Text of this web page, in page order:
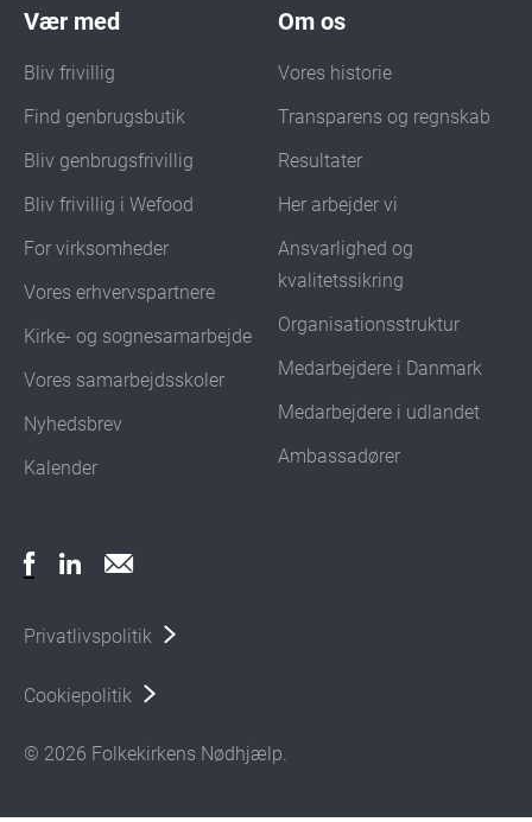
Vær med
Bliv frivillig
Find genbrugsbutik
Bliv genbrugsfrivillig
Bliv frivillig i Wefood
For virksomheder
Vores erhvervspartnere
Kirke- og sognesamarbejde
Vores samarbejdsskoler
Nyhedsbrev
Kalender
Om os
Vores historie
Transparens og regnskab
Resultater
Her arbejder vi
Ansvarlighed og
kvalitetssikring
Organisationsstruktur
Medarbejdere i Danmark
Medarbejdere i udlandet
Ambassadører
© 2026 Folkekirkens Nødhjælp.
Privatlivspolitik
Cookiepolitik